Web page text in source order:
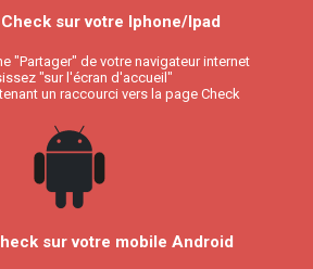
sur votre Iphone/Ipad
"Partager" de votre navigateur internet
"sur l'écran d'accueil"
un raccourci vers la page Check
sur votre mobile Android